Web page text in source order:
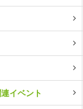
イベント